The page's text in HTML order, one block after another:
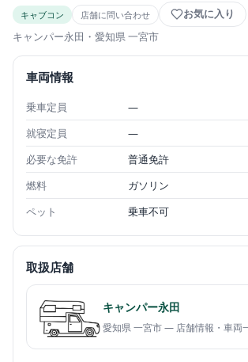
キャブコン 店舗に問い合わせ お気に入り
キャンパー永田 ・愛知県 一宮市
車両情報
乗車定員
—
就寝定員
—
必要な免許
普通免許
燃料
ガソリン
ペット
乗車不可
取扱店舗
キャンパー永田
愛知県 一宮市 — 店舗情報・車両